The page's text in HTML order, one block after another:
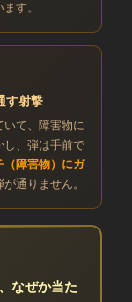
す。
す射撃
いて、障害物に
し、弾は手前で
（障害物）にガ
通りません。
なぜか当た